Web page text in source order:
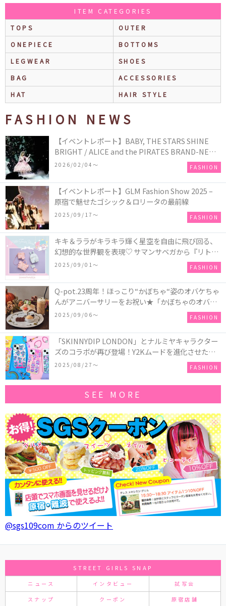
ITEM CATEGORIES
TOPS
OUTER
ONEPIECE
BOTTOMS
LEGWEAR
SHOES
BAG
ACCESSORIES
HAT
HAIR STYLE
FASHION NEWS
【イベントレポート】BABY, THE STARS SHINE
BRIGHT / ALICE and the PIRATES BRAND-NEW
COLLECTION in TOKYO
2026/02/04〜 FASHION
【イベントレポート】GLM Fashion Show 2025 –
原宿で魅せたゴシック＆ロリータの最前線
2025/09/17〜 FASHION
キキ＆ララがキラキラ輝く星空を自由に飛び回る、
幻想的な世界観を表現♡ サマンサベガから『リトル
ツインスターズ』50周年アニバーサリーイヤー』を
2025/09/01〜 FASHION
Q-pot.23周年！ほっこり“かぼちゃ“姿のオバケちゃ
んがアニバーサリーをお祝い★「かぼちゃのオバケ
ーキアクセサリー」が新発売！Q-pot CAFE.では
「かぼちゃのオバケーキプレート」も登場
2025/09/06〜 FASHION
「SKINNYDIP LONDON」とナルミヤキャラクター
ズのコラボが再び登場！Y2Kムードを進化させた新
作コレクションを発売♪
2025/08/27〜 FASHION
SEE MORE
@sgs109com からのツイート
STREET GIRLS SNAP
ニュース インタビュー 試写会
スナップ クーポン 原宿店舗